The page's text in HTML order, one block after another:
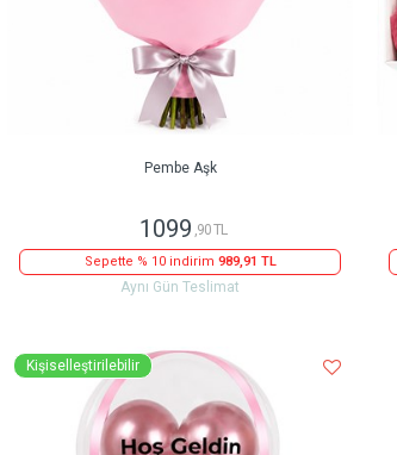
Pembe Aşk
1099 ,90 TL
Sepette % 10 indirim 989,91 TL
Aynı Gün Teslimat
Kişiselleştirilebilir